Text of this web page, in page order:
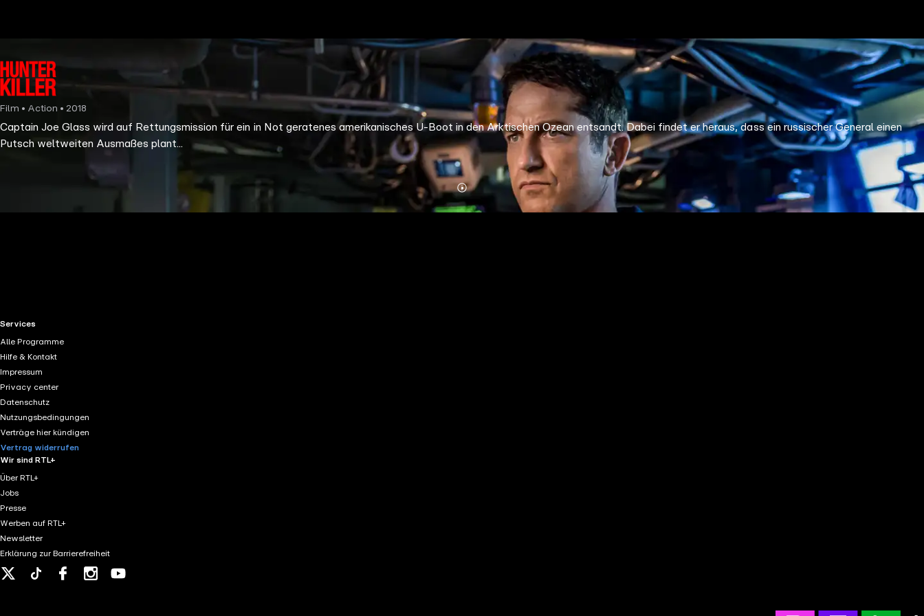
page
Film • Action • 2018
Captain Joe Glass wird auf Rettungsmission für ein in Not geratenes amerikanisches U-Boot in den Arktischen Ozean entsandt. Dabei findet er heraus, dass ein russischer General einen
Putsch weltweiten Ausmaßes plant...
Mehr
Details
RTL+ useful links.
Services
Alle Programme
Hilfe & Kontakt
Impressum
Privacy center
Datenschutz
Nutzungsbedingungen
Verträge hier kündigen
Vertrag widerrufen
Wir sind RTL+
Über RTL+
Jobs
Presse
Werben auf RTL+
Newsletter
Erklärung zur Barrierefreiheit
Tiktok FacebookInstagram